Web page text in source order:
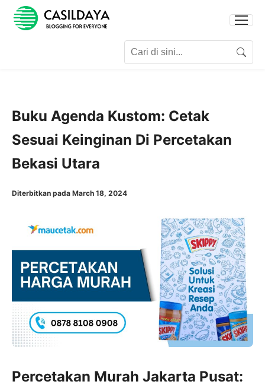
Search
Buku Agenda Kustom: Cetak
Sesuai Keinginan Di Percetakan
Bekasi Utara
Diterbitkan pada March 18, 2024
Percetakan Murah Jakarta Pusat: